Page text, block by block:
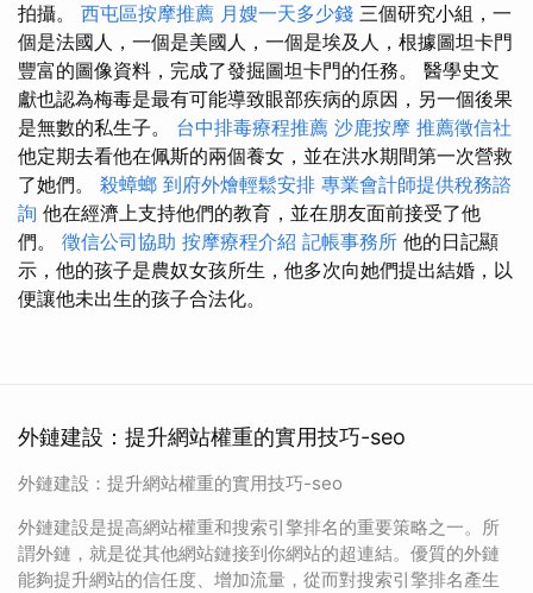
拍攝。 西屯區按摩推薦 月嫂一天多少錢 三個研究小組，一
個是法國人，一個是美國人，一個是埃及人，根據圖坦卡門
豐富的圖像資料，完成了發掘圖坦卡門的任務。 醫學史文
獻也認為梅毒是最有可能導致眼部疾病的原因，另一個後果
是無數的私生子。 台中排毒療程推薦 沙鹿按摩 推薦徵信社
他定期去看他在佩斯的兩個養女，並在洪水期間第一次營救
了她們。 殺蟑螂 到府外燴輕鬆安排 專業會計師提供稅務諮
詢 他在經濟上支持他們的教育，並在朋友面前接受了他
們。 徵信公司協助 按摩療程介紹 記帳事務所 他的日記顯
示，他的孩子是農奴女孩所生，他多次向她們提出結婚，以
便讓他未出生的孩子合法化。
外鏈建設：提升網站權重的實用技巧-seo
外鏈建設：提升網站權重的實用技巧-seo
外鏈建設是提高網站權重和搜索引擎排名的重要策略之一。所
謂外鏈，就是從其他網站鏈接到你網站的超連結。優質的外鏈
能夠提升網站的信任度、增加流量，從而對搜索引擎排名產生